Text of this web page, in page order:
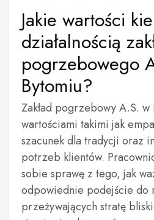
Jakie wartości
działalnością
pogrzebowego
Bytomiu?
Zakład pogrzebowy A.S.
wartościami takimi jak
szacunek dla tradycji oraz
potrzeb klientów.
sobie sprawę z tego, jak
odpowiednie podejście do
przeżywających stratę